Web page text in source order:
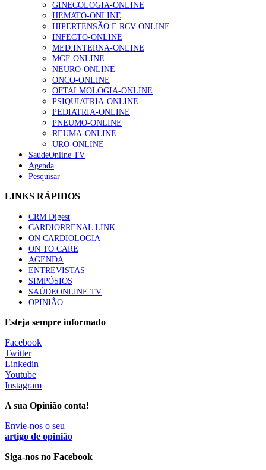
Alguns milhares de utentes podem ficar sem médico de
família com nova regras do registo, alerta associação
175 visualizações
Quase quatro em cada dez doentes com enfarte
apresentavam níveis elevados de Lp(a), revela estudo
86 visualizações
“Os programas de rastreio do cancro do pulmão são
custo-efetivos e representam um investimento
sustentável para os sistemas de saúde”
66 visualizações
Trodelvy aprovado para primeira linha no cancro da
mama triplo negativo metastático em doentes não
elegíveis para inibidores PD-(L)1
61 visualizações
Especialistas defendem mais potássio na alimentação
para ajudar a controlar a hipertensão
57 visualizações
MAIS NOTÍCIAS
Sindicato diz que nova carreira de médicos dentistas reforça
estabilidade no SNS
6 Ago, 2026|0 Comments
Mais de 400 utentes beneficiaram de comparticipação reforçada
para tratamentos de infertilidade na Madeira
GINECOLOGIA-ONLINE
HEMATO-ONLINE
HIPERTENSÃO E RCV-ONLINE
INFECTO-ONLINE
MED.INTERNA-ONLINE
MGF-ONLINE
NEURO-ONLINE
ONCO-ONLINE
OFTALMOLOGIA-ONLINE
PSIQUIATRIA-ONLINE
PEDIATRIA-ONLINE
PNEUMO-ONLINE
REUMA-ONLINE
URO-ONLINE
SaúdeOnline TV
Agenda
Pesquisar
LINKS RÁPIDOS
CRM Digest
CARDIORRENAL LINK
ON CARDIOLOGIA
ON TO CARE
AGENDA
ENTREVISTAS
SIMPÓSIOS
SAÚDEONLINE.TV
OPINIÃO
Esteja sempre informado
Facebook
Twitter
Linkedin
Youtube
Instagram
A sua Opinião conta!
Envie-nos o seu
artigo de opinião
Siga-nos no Facebook